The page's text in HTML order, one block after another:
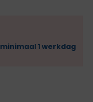
minimaal 1 werkdag